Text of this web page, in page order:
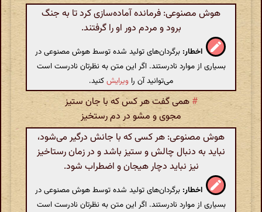
هوش مصنوعی: فرمانده آماده‌سازی کرد تا به جنگ
برود و مردم دور او را گرفتند.
اخطار: برگردان‌های تولید شده توسط هوش مصنوعی در
بسیاری از موارد نادرستند. اگر این متن به نظرتان نادرست است
می‌توانید آن را ویرایشکنید.
# همی گفت هر کس که با جان ستیز
مجوی و مشو در دم رستخیز
هوش مصنوعی: هر کسی که با جانش درگیر می‌شود،
نباید به دنبال چالش و ستیز باشد و در زمان رستاخیز
نیز نباید دچار هیجان و اضطراب شود.
اخطار: برگردان‌های تولید شده توسط هوش مصنوعی در
بسیاری از موارد نادرستند. اگر این متن به نظرتان نادرست است